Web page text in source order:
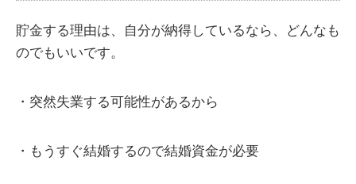
貯金する理由は、自分が納得しているなら、どんなも
のでもいいです。
・突然失業する可能性があるから
・もうすぐ結婚するので結婚資金が必要